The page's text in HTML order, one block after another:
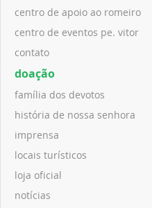
centro de apoio ao romeiro
centro de eventos pe. vitor
contato
doação
família dos devotos
história de nossa senhora
imprensa
locais turísticos
loja oficial
notícias